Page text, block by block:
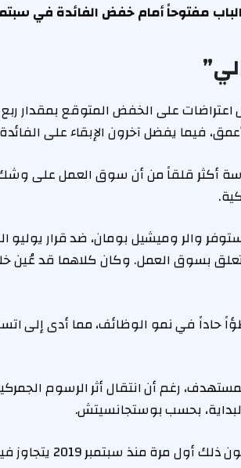
مفتوحاً أمام خفض الفائدة في
اعتراضات على الخفض المتوقع بمقدار
فيما يفضل آخرون الإبقاء على
أكثر قلقاً من أن سوق العمل على وشك
والر وميشيل بومان، ضد قرار يوليو
بسوق العمل. وكان كلاهما قد عُين
حاداً في نمو الوظائف، مما أدى إلى
رغم أن انتقال أثر الرسوم
بحسب بوستجانسيتش.
وإذا اعترض ثلاثة مسؤولين على